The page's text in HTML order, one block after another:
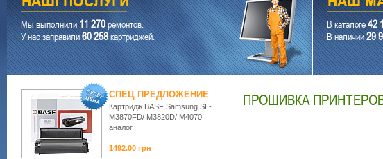
Мы выполнили11 270ремонтов.
У нас заправили60 258картриджей.
В каталоге42
В наличии29
ПРОШИВКА
СПЕЦ ПРЕДЛОЖЕНИЕ
Картридж BASF Samsung SL-
M3870FD/ M3820D/ M4070
аналог...
1492.00 грн